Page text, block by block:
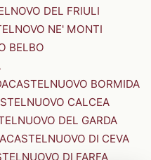
DEL FRIULI
NE' MONTI
BELBO
CASTELNUOVO BORMIDA
CALCEA
DEL GARDA
CASTELNUOVO DI CEVA
DI FARFA